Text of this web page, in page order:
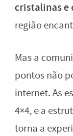
cristalinas e
região
Mas a
pontos não
internet. As
4×4, e a
torna a